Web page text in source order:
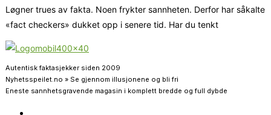
Løgner trues av fakta. Noen frykter sannheten. Derfor har såkalte
«fact checkers» dukket opp i senere tid. Har du tenkt
Autentisk faktasjekker siden 2009
Nyhetsspeilet.no » Se gjennom illusjonene og bli fri
Eneste sannhetsgravende magasin i komplett bredde og full dybde